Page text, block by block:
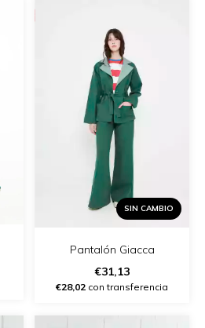
SIN CAMBIO
Pantalón Giacca
€31,13
€28,02 con transferencia